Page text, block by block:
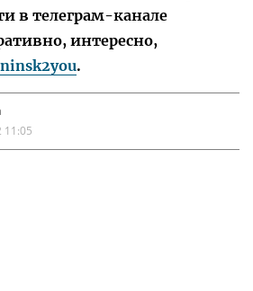
в телеграм-канале
интересно,
.
11:05